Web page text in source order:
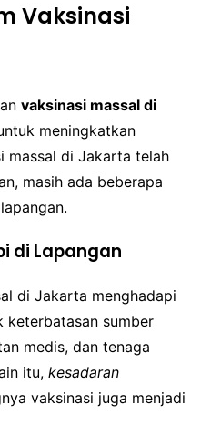
Vaksinasi
vaksinasi massal di
meningkatkan
massal di Jakarta telah
masih ada beberapa
di Lapangan
di Jakarta menghadapi
keterbatasan sumber
medis, dan tenaga
itu, kesadaran
vaksinasi juga menjadi